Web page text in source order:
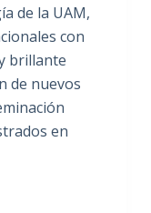
de la UAM,
con
brillante
de nuevos
en